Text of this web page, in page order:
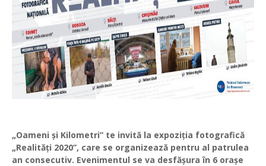
„Oameni și Kilometri” te invită la expoziția fotografică
„Realități 2020”, care se organizează pentru al patrulea
an consecutiv. Evenimentul se va desfășura în 6 orașe